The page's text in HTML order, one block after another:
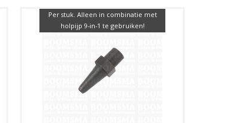
Per stuk. Alleen in combinatie met
holpijp 9-in-1 te gebruiken!